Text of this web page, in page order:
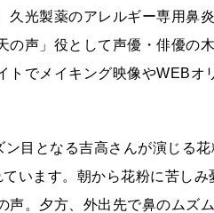
久光製薬のアレルギー専用鼻
の声」役として声優・俳優の
トでメイキング映像やWEB
目となる吉高さんが演じる
います。朝から花粉に苦し
声。夕方、外出先で鼻のムズ